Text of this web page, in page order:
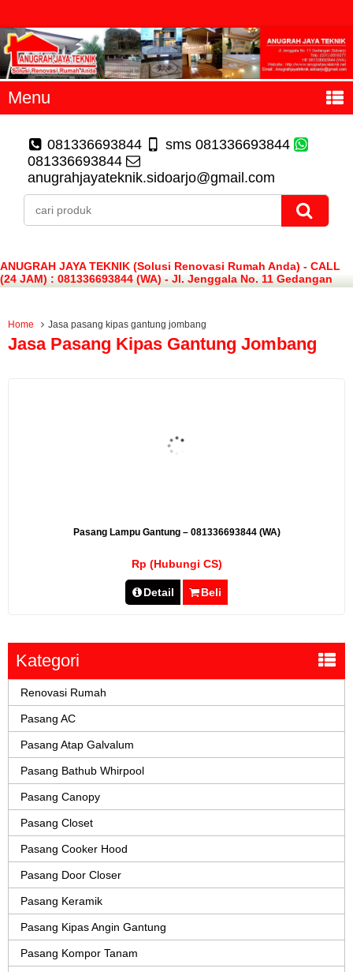
Menu
081336693844
sms 081336693844
081336693844
anugrahjayateknik.sidoarjo@gmail.com
ANUGRAH JAYA TEKNIK (Solusi Renovasi Rumah Anda) - CALL
(24 JAM) : 081336693844 (WA) - Jl. Jenggala No. 11 Gedangan
Sidoarjo
Home Jasa pasang kipas gantung jombang
Jasa Pasang Kipas Gantung Jombang
Pasang Lampu Gantung – 081336693844 (WA)
Rp (Hubungi CS)
Detail Beli
Kategori
Renovasi Rumah
Pasang AC
Pasang Atap Galvalum
Pasang Bathub Whirpool
Pasang Canopy
Pasang Closet
Pasang Cooker Hood
Pasang Door Closer
Pasang Keramik
Pasang Kipas Angin Gantung
Pasang Kompor Tanam